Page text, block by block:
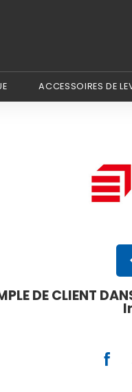
ACCESSOIRES DE
DE CLIENT